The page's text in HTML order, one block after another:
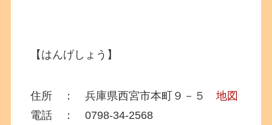
【はんげしょう】
住所 ： 兵庫県西宮市本町９－５地図
電話 ： 0798-34-2568